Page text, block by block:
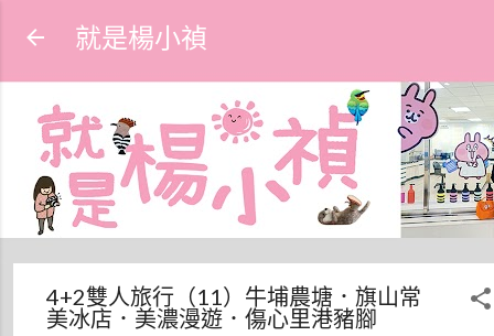
就是楊小禎
4+2雙人旅行（11）牛埔農塘．旗山常
美冰店．美濃漫遊．傷心里港豬腳